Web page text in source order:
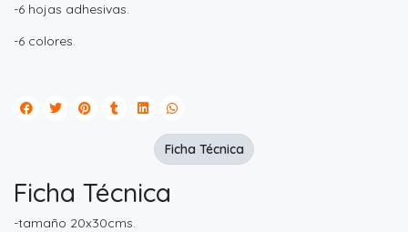
-6 hojas adhesivas.
-6 colores.
Ficha Técnica
-tamaño 20x30cms.
Ficha Técnica